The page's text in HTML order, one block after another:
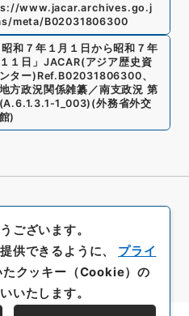
www.jacar.archives.go.j
meta/B02031806300
昭和７年１月１日から昭和７年
１日 」 JACAR(アジア歴史資
ター)Ref. B02031806300、
方政況関係雑纂／南支政況 第
(A.6.1.3.1-1_003) (外務省外交
)
ございます。
供できるように、 プライ
たクッキー（Cookie）の
いたします。